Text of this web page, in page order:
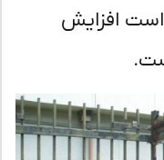
افزایش